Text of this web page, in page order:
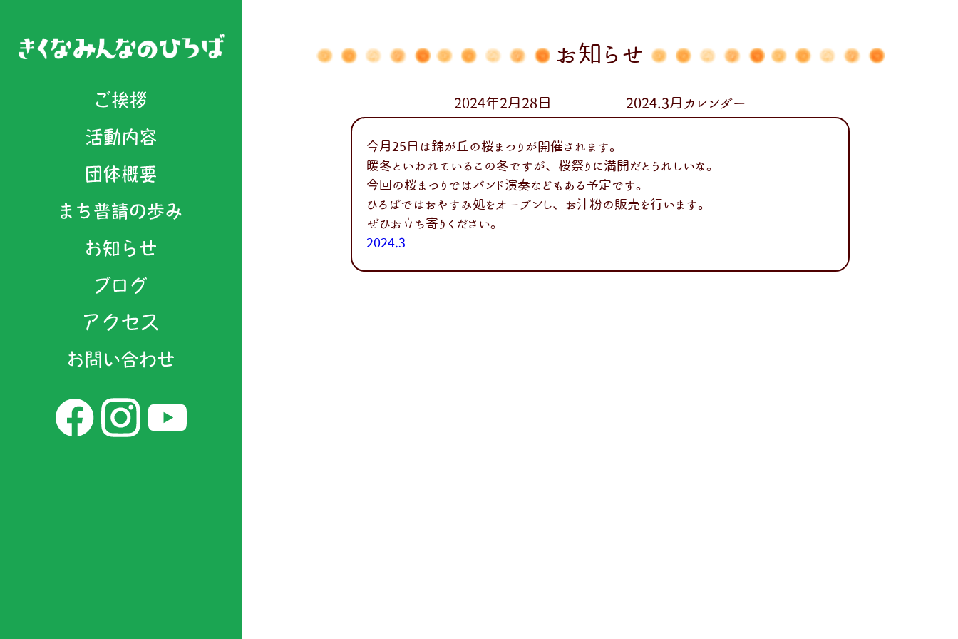
お知らせ
2024年2月28日 2024.3月カレンダー
今月25日は錦が丘の桜まつりが開催されます。
暖冬といわれているこの冬ですが、桜祭りに満開だとうれしいな。
今回の桜まつりではバンド演奏などもある予定です。
ひろばではおやすみ処をオープンし、お汁粉の販売を行います。
ぜひお立ち寄りください。
2024.3